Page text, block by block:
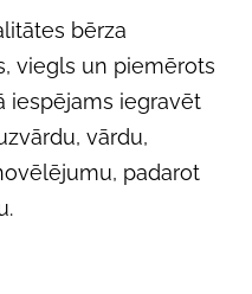
bērza
viegls un piemērots
iespējams iegravēt
vārdu,
padarot